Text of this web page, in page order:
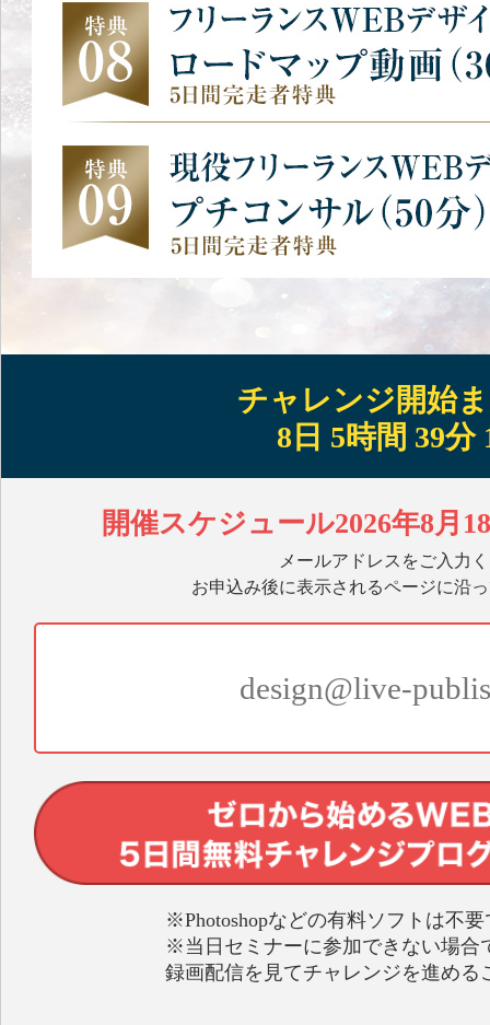
チャレンジ開始
8日 5時間 39分
開催スケジュール2026年8月
メールアドレスをご入力
お申込み後に表示されるページに沿
※Photoshopなどの有料ソフトは不要
※当日セミナーに参加できない場合
録画配信を見てチャレンジを進める